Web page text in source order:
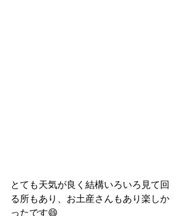
とても天気が良く結構いろいろ見て回
る所もあり、お土産さんもあり楽しか
ったです😄